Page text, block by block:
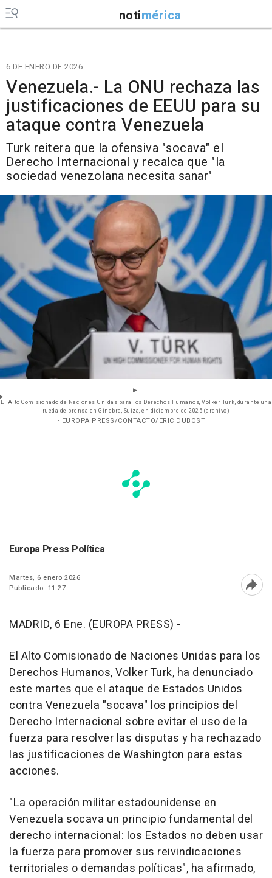
notimérica
6 DE ENERO DE 2026
Venezuela.- La ONU rechaza las
justificaciones de EEUU para su
ataque contra Venezuela
Turk reitera que la ofensiva "socava" el
Derecho Internacional y recalca que "la
sociedad venezolana necesita sanar"
El Alto Comisionado de Naciones Unidas para los Derechos Humanos, Volker Turk, durante una
rueda de prensa en Ginebra, Suiza, en diciembre de 2025 (archivo)
- EUROPA PRESS/CONTACTO/ERIC DUBOST
Europa Press Política
Martes, 6 enero 2026
Publicado: 11:27
MADRID, 6 Ene. (EUROPA PRESS) -
El Alto Comisionado de Naciones Unidas para los
Derechos Humanos, Volker Turk, ha denunciado
este martes que el ataque de Estados Unidos
contra Venezuela "socava" los principios del
Derecho Internacional sobre evitar el uso de la
fuerza para resolver las disputas y ha rechazado
las justificaciones de Washington para estas
acciones.
"La operación militar estadounidense en
Venezuela socava un principio fundamental del
derecho internacional: los Estados no deben usar
la fuerza para promover sus reivindicaciones
territoriales o demandas políticas", ha afirmado,